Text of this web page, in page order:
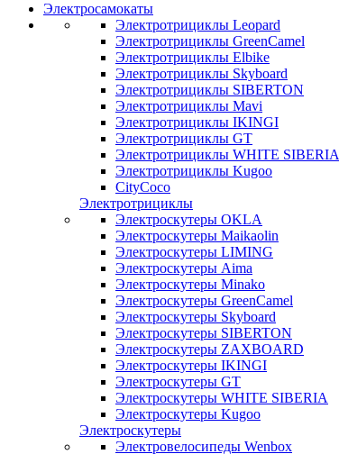
Электросамокаты
Электротрициклы Leopard
Электротрициклы GreenCamel
Электротрициклы Elbike
Электротрициклы Skyboard
Электротрициклы SIBERTON
Электротрициклы Mavi
Электротрициклы IKINGI
Электротрициклы GT
Электротрициклы WHITE SIBERIA
Электротрициклы Kugoo
CityCoco
Электротрициклы
Электроскутеры OKLA
Электроскутеры Maikaolin
Электроскутеры LIMING
Электроскутеры Aima
Электроскутеры Minako
Электроскутеры GreenCamel
Электроскутеры Skyboard
Электроскутеры SIBERTON
Электроскутеры ZAXBOARD
Электроскутеры IKINGI
Электроскутеры GT
Электроскутеры WHITE SIBERIA
Электроскутеры Kugoo
Электроскутеры
Электровелосипеды Wenbox